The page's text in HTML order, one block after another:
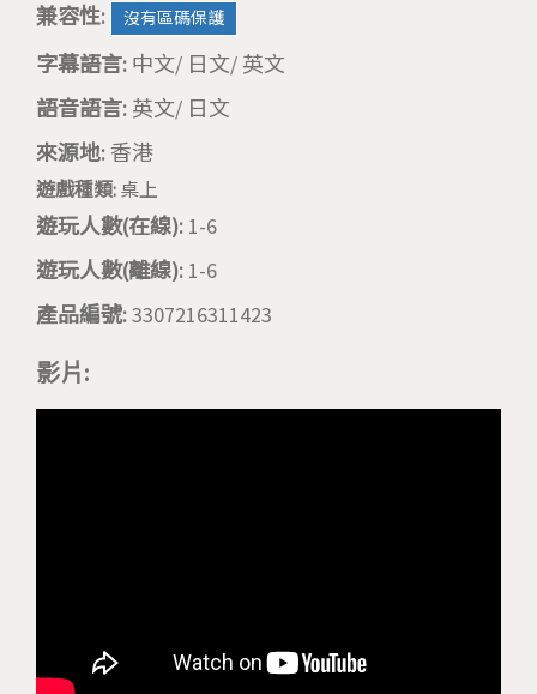
兼容性:
沒有區碼保護
字幕語言: 中文/ 日文/ 英文
語音語言: 英文/ 日文
來源地:香港
遊戲種類: 桌上
遊玩人數(在線): 1-6
遊玩人數(離線): 1-6
產品編號:3307216311423
影片: